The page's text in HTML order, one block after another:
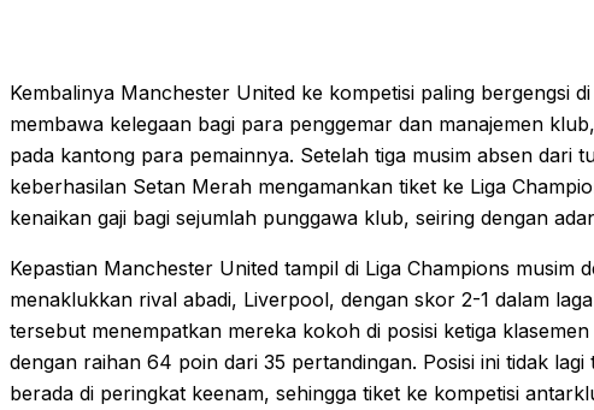
Kembalinya Manchester United ke kompetisi paling bergengsi
membawa kelegaan bagi para penggemar dan manajemen
pada kantong para pemainnya. Setelah tiga musim absen dari
keberhasilan Setan Merah mengamankan tiket ke Liga
kenaikan gaji bagi sejumlah punggawa klub, seiring dengan
Kepastian Manchester United tampil di Liga Champions musim
menaklukkan rival abadi, Liverpool, dengan skor 2-1 dalam
tersebut menempatkan mereka kokoh di posisi ketiga
dengan raihan 64 poin dari 35 pertandingan. Posisi ini tidak
berada di peringkat keenam, sehingga tiket ke kompetisi